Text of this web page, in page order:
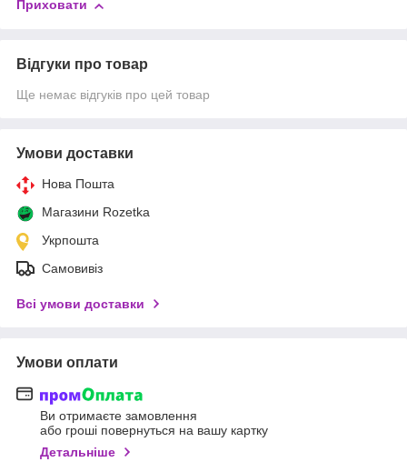
Приховати
Відгуки про товар
Ще немає відгуків про цей товар
Умови доставки
Нова Пошта
Магазини Rozetka
Укрпошта
Самовивіз
Всі умови доставки
Умови оплати
Ви отримаєте замовлення
або гроші повернуться на вашу картку
Детальніше